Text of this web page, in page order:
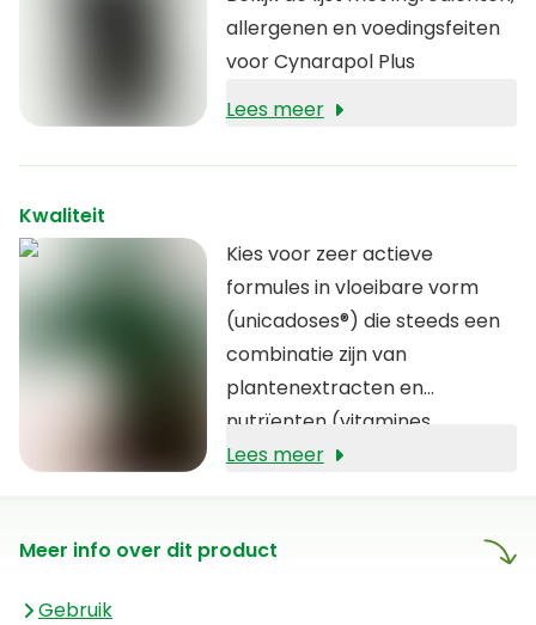
allergenen en voedingsfeiten
voor Cynarapol Plus
Lees meer
Kwaliteit
Kies voor zeer actieve
formules in vloeibare vorm
(unicadoses®) die steeds een
combinatie zijn van
plantenextracten en
nutrïenten (vitamines,
mineralen en aminozuren)
samenstellingen. Deze
Lees meer
Meer info over dit product
Gebruik